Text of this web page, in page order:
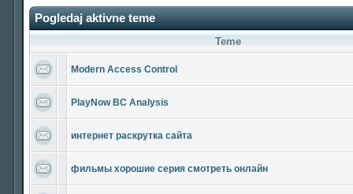
Pogledaj aktivne teme
Teme
Modern Access Control
PlayNow BC Analysis
интернет раскрутка сайта
фильмы хорошие серия смотреть онлайн